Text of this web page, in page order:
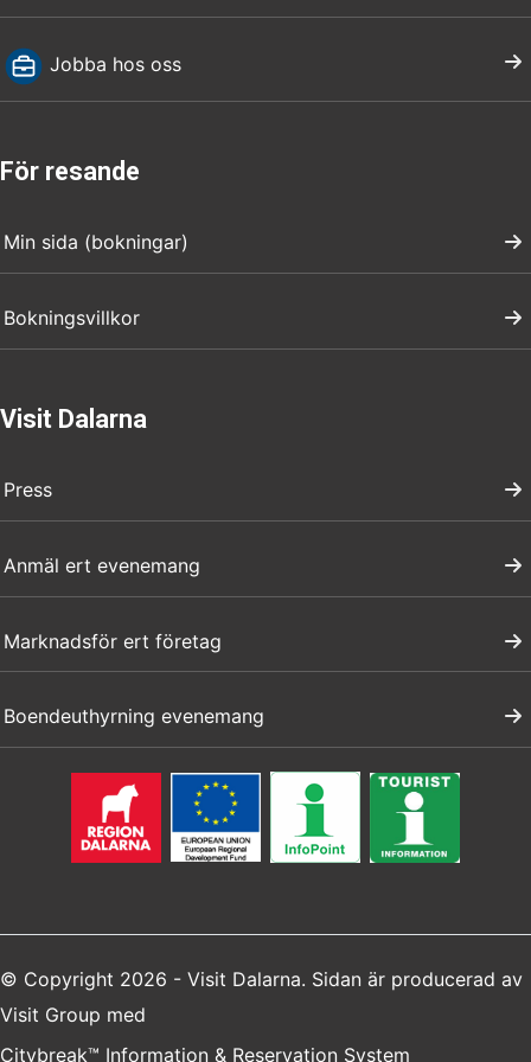
Jobba hos oss
För resande
Min sida (bokningar)
Bokningsvillkor
Visit Dalarna
Press
Anmäl ert evenemang
Marknadsför ert företag
Boendeuthyrning evenemang
© Copyright 2026 - Visit Dalarna. Sidan är producerad av
Visit Group med
Citybreak™ Information & Reservation System